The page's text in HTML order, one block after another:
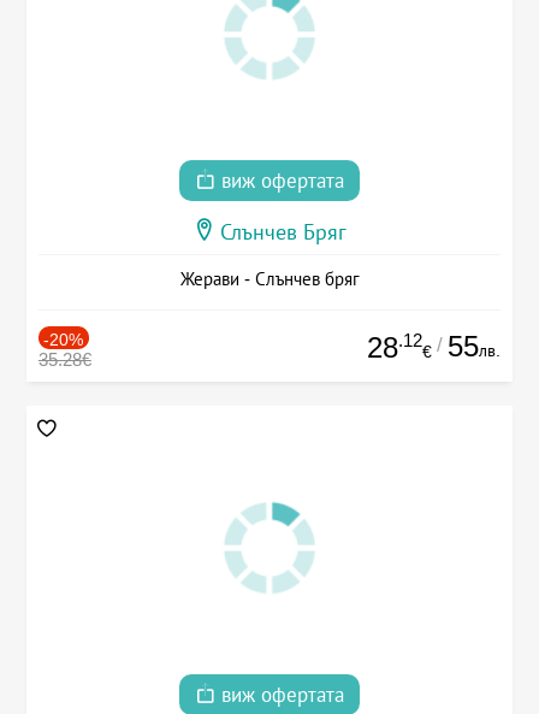
виж офертата
Слънчев Бряг
Жерави - Слънчев бряг
-20%
35.28€ 28.12
€ / 55лв.
виж офертата